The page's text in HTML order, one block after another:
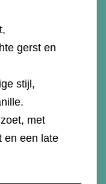
gerst en
stijl,
met
en een late